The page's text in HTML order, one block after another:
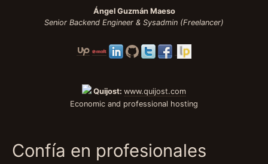
Ángel Guzmán Maeso
Senior Backend Engineer & Sysadmin (Freelancer)
Quijost: www.quijost.com
Economic and professional hosting
Confía en profesionales